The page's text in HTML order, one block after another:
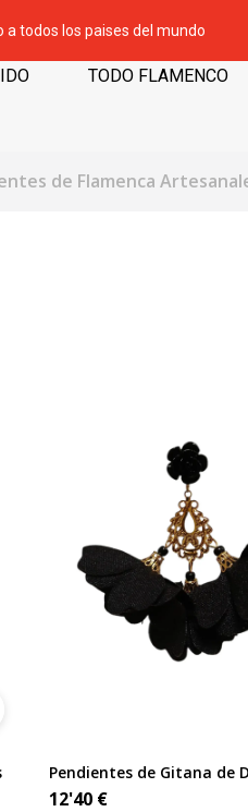
a todos los paises del mundo
TODO FLAMENCO
de Flamenca
Pendientes de Gitana de
12'40€